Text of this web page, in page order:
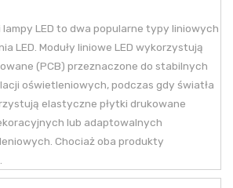
lampy LED to dwa popularne typy liniowych
LED. Moduły liniowe LED wykorzystują
(PCB) przeznaczone do stabilnych
oświetleniowych, podczas gdy światła
elastyczne płytki drukowane
lub adaptowalnych
Chociaż oba produkty